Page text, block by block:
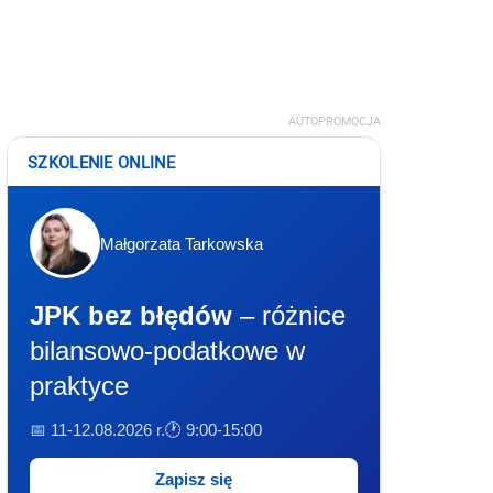
AUTOPROMOCJA
SZKOLENIE ONLINE
Małgorzata Tarkowska
JPK bez błędów – różnice
bilansowo-podatkowe w
praktyce
📅 11-12.08.2026 r.🕐 9:00-15:00
Zapisz się